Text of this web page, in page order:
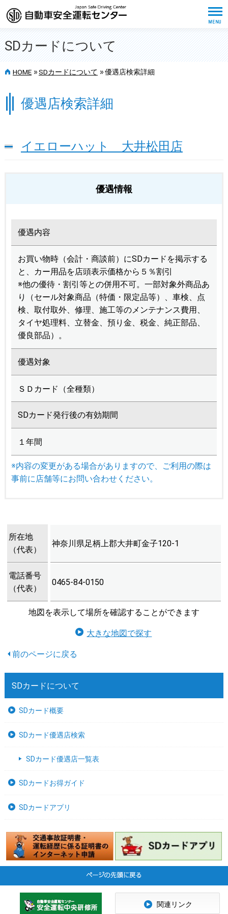
SDカードについて
HOME >> SDカードについて >> 優遇店検索詳細
優遇店検索詳細
イエローハット 大井松田店
優遇情報
優遇内容
お買い物時（会計・商談前）にSDカードを掲示する
と、カー用品を店頭表示価格から５％割引
※他の優待・割引等との併用不可。一部対象外商品あ
り（セール対象商品（特価・限定品等）、車検、点
検、取付取外、修理、施工等のメンテナンス費用、
タイヤ処理料、立替金、預り金、税金、純正部品、
優良部品）。
優遇対象
ＳＤカード（全種類）
SDカード発行後の有効期間
１年間
※内容の変更がある場合がありますので、ご利用の際は
事前に店舗等にお問い合わせください。
所在地
（代表）
神奈川県足柄上郡大井町金子120-1
電話番号
（代表）
0465-84-0150
地図を表示して場所を確認することができます
大きな地図で探す
SDカードについて
SDカード概要
SDカード優遇店検索
SDカード優遇店一覧表
SDカードお得ガイド
SDカードアプリ
関連リンク